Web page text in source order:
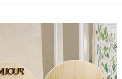
申辦者引起之損失，本公司不負相關責
將依據個別帳號之用戶狀況，依本公司即
有額度不足之情形，本公司將視審查結果